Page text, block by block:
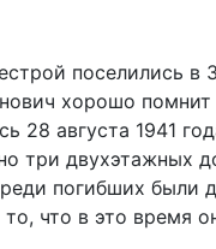
поселились в
хорошо помнит
августа 1941
три двухэтажных
погибших были
что в это время